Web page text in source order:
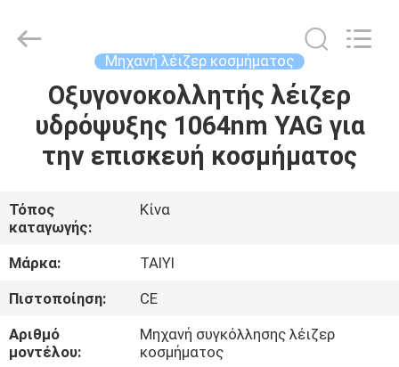
ΣΠΊΤΙ
ΠΡΟΪΌΝΤΑ
ΒΊΝΤΕΟ
ΣΧΕΤΙΚΆ
ΜΕ
ΕΜΆΣ
Company
Limited.
Μηχανή λέιζερ κοσμήματος
Οξυγονοκολλητής λέιζερ
υδρόψυξης 1064nm YAG για
την επισκευή κοσμήματος
Τόπος
καταγωγής:
Κίνα
Μάρκα:
TAIYI
Πιστοποίηση:
CE
Αριθμό
μοντέλου:
Μηχανή συγκόλλησης λέιζερ
κοσμήματος